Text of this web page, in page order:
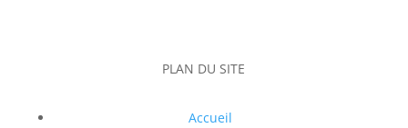
PLAN DU SITE
Accueil